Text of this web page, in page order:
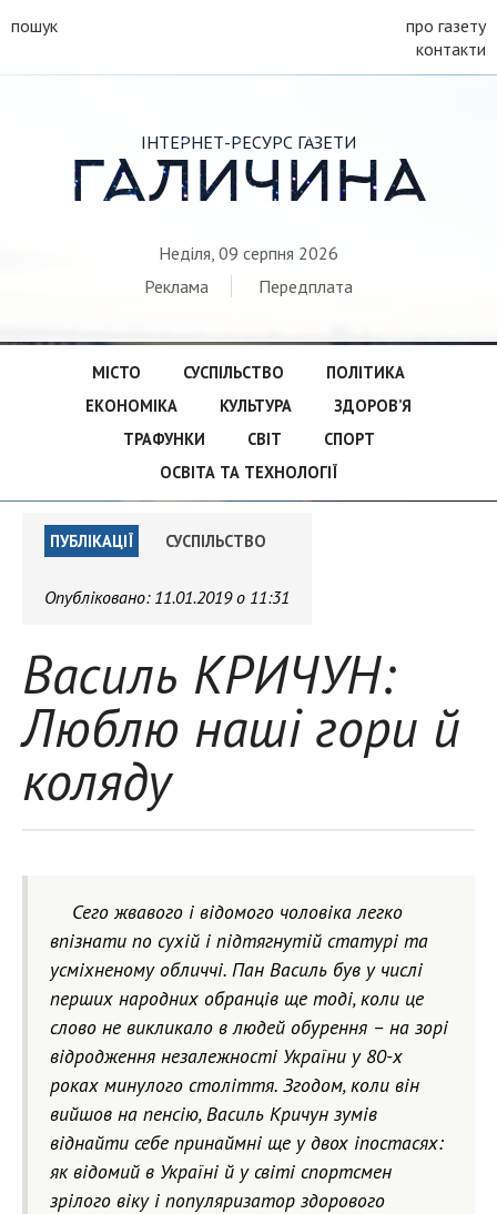
пошук
про газету
контакти
ІНТЕРНЕТ-РЕСУРС ГАЗЕТИ
ГАЛИЧИНА
Неділя, 09 серпня 2026
Реклама
Передплата
МІСТО СУСПІЛЬСТВО
ПОЛІТИКА
ЕКОНОМІКА
КУЛЬТУРА
ЗДОРОВ’Я
ТРАФУНКИ
СВІТ
СПОРТ
ОСВІТА ТА ТЕХНОЛОГІЇ
ПУБЛІКАЦІЇ СУСПІЛЬСТВО
Опубліковано: 11.01.2019 о 11:31
Василь КРИЧУН:
Люблю наші гори й
коляду
Сего жвавого і відомого чоловіка легко
впізнати по сухій і підтягнутій статурі та
усміхненому обличчі. Пан Василь був у числі
перших народних обранців ще тоді, коли це
слово не викликало в людей обурення – на зорі
відродження незалежності України у 80-х
роках минулого століття. Згодом, коли він
вийшов на пенсію, Василь Кричун зумів
віднайти себе принаймні ще у двох іпостасях:
як відомий в Україні й у світі спортсмен
зрілого віку і популяризатор здорового